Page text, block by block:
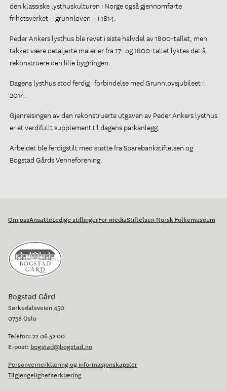
den klassiske lysthuskulturen i Norge også gjennomførte
frihetsverket – grunnloven – i 1814.
Peder Ankers lysthus ble revet i siste halvdel av 1800-tallet, men
takket være detaljerte malerier fra 17- og 1800-tallet lyktes det å
rekonstruere den lille bygningen.
Dagens lysthus stod ferdig i forbindelse med Grunnlovsjubileet i
2014.
Gjenreisingen av den rekonstruerte utgaven av Peder Ankers lysthus
er et verdifullt supplement til dagens parkanlegg.
Arbeidet ble ferdigstilt med støtte fra Sparebankstiftelsen og
Bogstad Gårds Venneforening.
Om ossAnsatteLedige stillingerFor mediaStiftelsen Norsk Folkemuseum
Bogstad Gård
Sørkedalsveien 450
0758 Oslo
Telefon: 22 06 52 00
E-post: bogstad@bogstad.no
Personvernerklæring og informasjonskapsler
Tilgjengelighetserklæring